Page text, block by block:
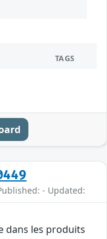
TAGS
- Updated:
dans les produits